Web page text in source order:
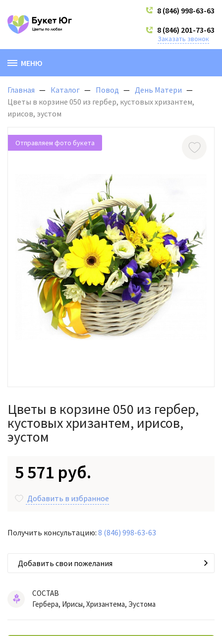
8 (846) 998-63-63
8 (846) 201-73-63
Заказать звонок
МЕНЮ
Главная Каталог Повод
День Матери
Цветы в корзине 050 из гербер, кустовых хризантем,
ирисов, эустом
Отправляем фото букета
Цветы в корзине 050 из гербер,
кустовых хризантем, ирисов,
эустом
5 571 руб.
Добавить в избранное
Получить консультацию: 8 (846) 998-63-63
Добавить свои пожелания
СОСТАВ
Гербера, Ирисы, Хризантема, Эустома